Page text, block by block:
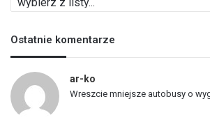
i
t
a
o
j
Ostatnie komentarze
ar-ko
Wreszcie mniejsze autobusy o